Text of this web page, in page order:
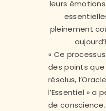
leurs
pleinement
« Ce
des points que
résolus,
l’Essentiel » a
de